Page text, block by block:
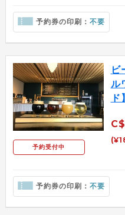
予約券の印刷： 不要
予約受付中
ビ
ル
ド】
C$
予約券の印刷： 不要